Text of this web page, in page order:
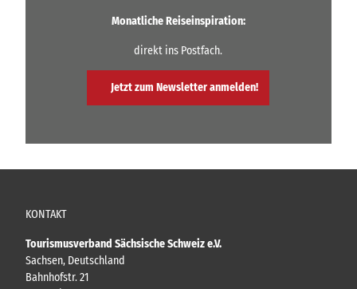
Monatliche Reiseinspiration:
direkt ins Postfach.
Jetzt zum Newsletter anmelden!
KONTAKT
Tourismusverband Sächsische Schweiz e.V.
Sachsen, Deutschland
Bahnhofstr. 21